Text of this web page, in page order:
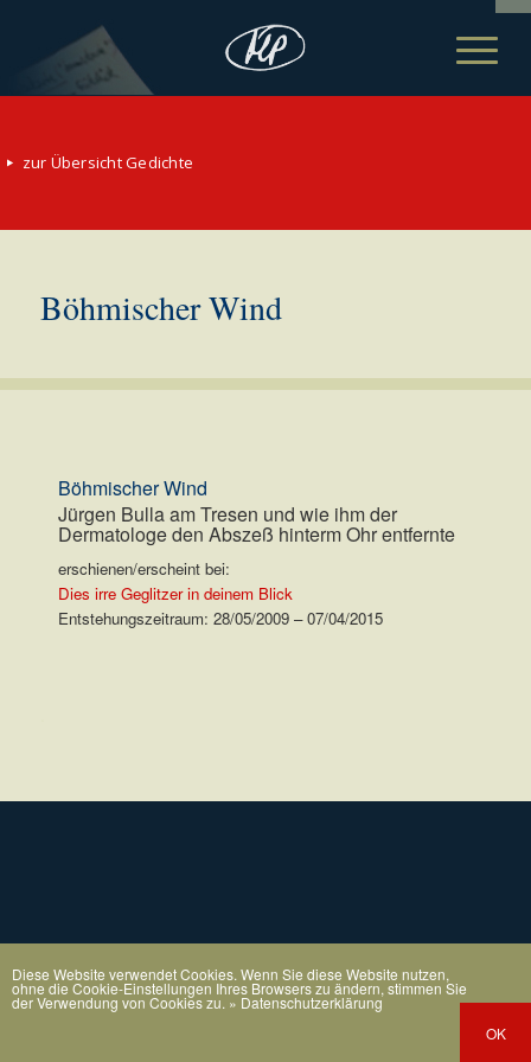
zur Übersicht Gedichte
Böhmischer Wind
Böhmischer Wind
Jürgen Bulla am Tresen und wie ihm der
Dermatologe den Abszeß hinterm Ohr entfernte
erschienen/erscheint bei:
Dies irre Geglitzer in deinem Blick
Entstehungszeitraum: 28/05/2009 – 07/04/2015
Diese Website verwendet Cookies. Wenn Sie diese Website nutzen,
ohne die Cookie-Einstellungen Ihres Browsers zu ändern, stimmen Sie
der Verwendung von Cookies zu. » Datenschutzerklärung
OK